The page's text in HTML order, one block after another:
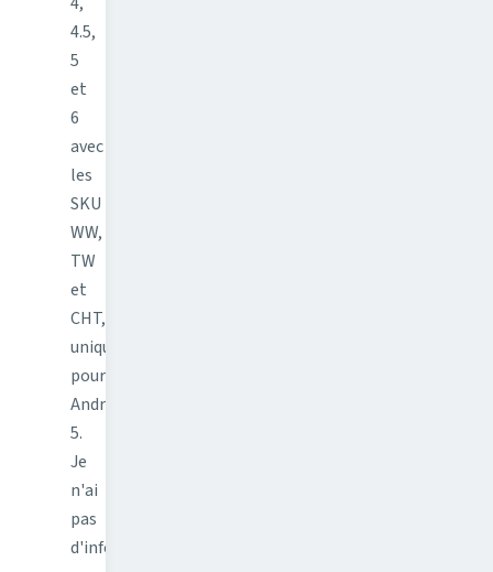
4.5,
5
et
6
avec
les
SKU
WW,
TW
et
CHT,
uniquement
pour
Android
5.
Je
n'ai
pas
d'informations…